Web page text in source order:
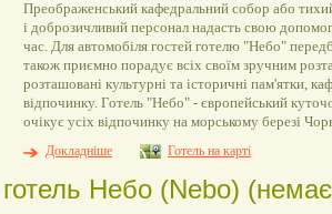
Преображенський кафедральний собор або
і доброзичливий персонал надасть свою
час. Для автомобіля гостей готелю "Небо"
також приємно порадує всіх своїм зручним
розташовані культурні та історичні пам'ятки,
відпочинку. Готель "Небо" - європейський
очікує усіх відпочинку на морському березі
Докладніше
Готель на карті
Небо (Nebo) (немає